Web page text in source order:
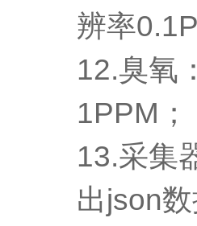
辨率
12.臭氧
1PPM；
13.采集
出json